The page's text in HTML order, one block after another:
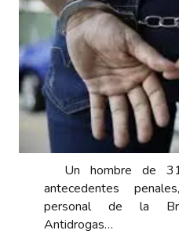
Un hombre de 31
antecedentes
personal de la
Antidrogas…